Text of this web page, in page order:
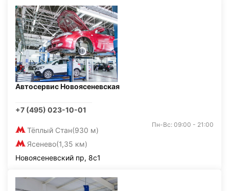
Автосервис Новоясеневская
+7 (495) 023-10-01
Тёплый Стан(930 м)
Ясенево(1,35 км)
Пн-Вс: 09:00 - 21:00
Новоясеневский пр, 8с1